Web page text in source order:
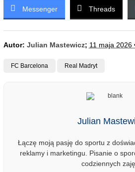
Messenger Threads
Autor: Julian Mastewicz; 11 maja 2026
FC Barcelona Real Madryt
Julian
Łączę moją pasję do sportu z
reklamy i marketingu. Pisanie o
codziennych